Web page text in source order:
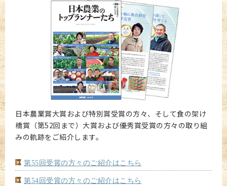
日本農業賞大賞および特別賞受賞の方々、そして食の架け
橋賞（第52回まで）大賞および優秀賞受賞の方々の取り組
みの軌跡をご紹介します。
第55回受賞の方々のご紹介はこちら
第54回受賞の方々のご紹介はこちら